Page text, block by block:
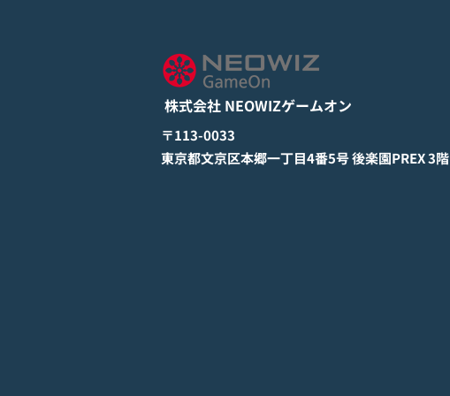
けて正式リリース！
詳しくは下記PDFをご確認くださ
い。 【ゲームオン プレスリリ
ース】 モバイル新作『ぼのぼの
なにしてる？』 Google Play
StoreとApp Storeから全世界に
向けて正式リリース！ #ぼのぼの
株式会社 NEOWIZゲームオン
​〒113-0033
​東京都文京区本郷一丁目4番5号 後楽園PREX 3階